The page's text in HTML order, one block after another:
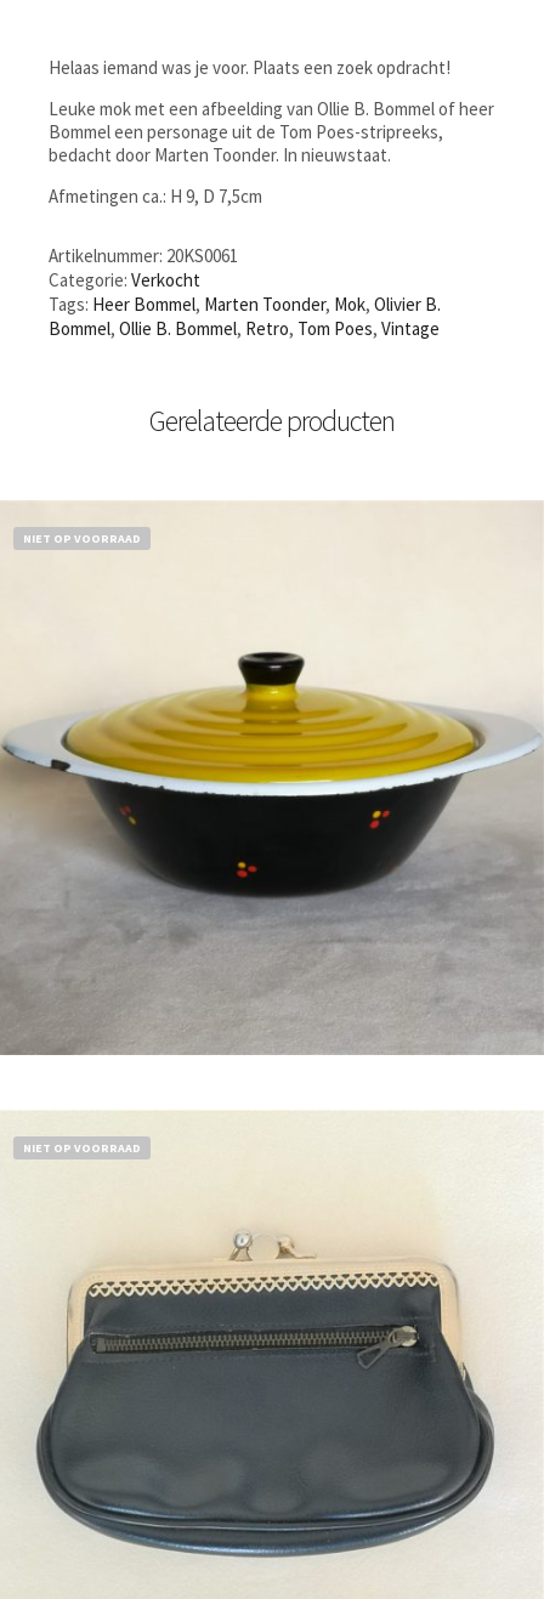
Helaas iemand was je voor. Plaats een zoek opdracht!
Leuke mok met een afbeelding van Ollie B. Bommel of heer
Bommel een personage uit de Tom Poes-stripreeks,
bedacht door Marten Toonder. In nieuwstaat.
Afmetingen ca.: H 9, D 7,5cm
Artikelnummer: 20KS0061
Categorie: Verkocht
Tags: Heer Bommel, Marten Toonder, Mok, Olivier B.
Bommel, Ollie B. Bommel, Retro, Tom Poes, Vintage
Gerelateerde producten
NIET OP VOORRAAD
NIET OP VOORRAAD